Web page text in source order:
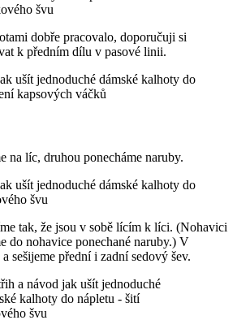
dobře pracovalo, doporučuji si
k předním dílu v pasové linii.
na líc, druhou ponecháme naruby.
tak, že jsou v sobě lícím k líci. (Nohavici
do nohavice ponechané naruby.) V
sešijeme přední i zadní sedový šev.